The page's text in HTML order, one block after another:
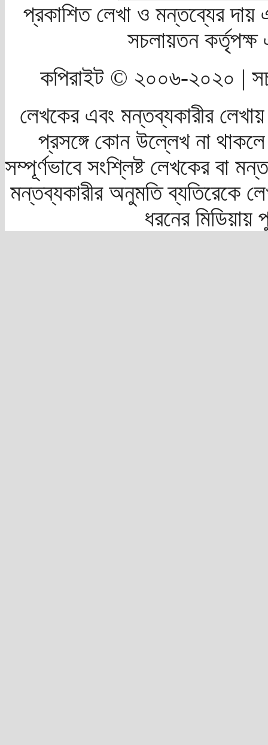
প্রকাশিত লেখা ও মন্তব্যের দায়
সচলায়তন
কপিরাইট © ২০০৬-২০২০ |
লেখকের এবং মন্তব্যকারীর
প্রসঙ্গে কোন উল্লেখ না
সম্পূর্ণভাবে সংশ্লিষ্ট লেখকের বা
মন্তব্যকারীর অনুমতি ব্যতিরেকে
ধরনের মিডিয়ায়